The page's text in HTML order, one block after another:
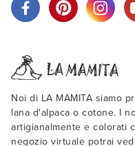
Noi di LA MAMITA siamo
lana d'alpaca o cotone. I
artigianalmente e colorati
negozio virtuale potrai